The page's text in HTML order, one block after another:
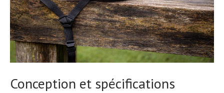
Conception et spécifications